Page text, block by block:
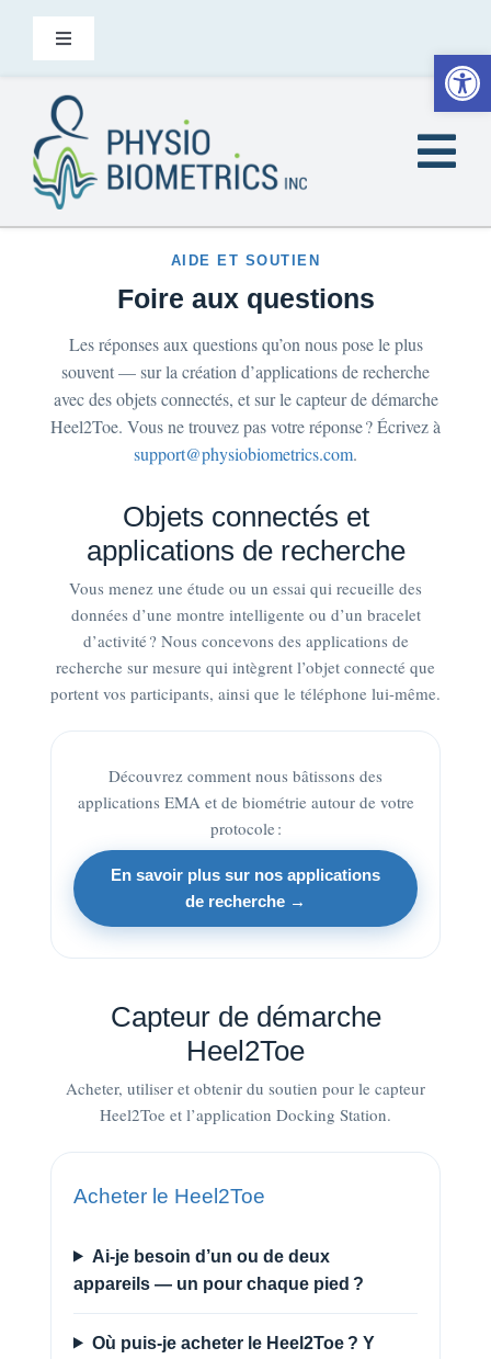
Toggle
Nous contacter
FR
Le saviez-vous
À qui s’adresse Heel2Toe
Créez vos EMA et biométrie
Ressources
Recherche
Notre équipe
Nouvelles
AIDE ET SOUTIEN
Foire aux questions
Les réponses aux questions qu’on nous pose le plus
souvent — sur la création d’applications de recherche
avec des objets connectés, et sur le capteur de démarche
Heel2Toe. Vous ne trouvez pas votre réponse ? Écrivez à
support@physiobiometrics.com.
Objets connectés et
applications de recherche
Vous menez une étude ou un essai qui recueille des
données d’une montre intelligente ou d’un bracelet
d’activité ? Nous concevons des applications de
recherche sur mesure qui intègrent l’objet connecté que
portent vos participants, ainsi que le téléphone lui-même.
Découvrez comment nous bâtissons des
applications EMA et de biométrie autour de votre
protocole :
En savoir plus sur nos applications
de recherche →
Capteur de démarche
Heel2Toe
Acheter, utiliser et obtenir du soutien pour le capteur
Heel2Toe et l’application Docking Station.
Acheter le Heel2Toe
Ai-je besoin d’un ou de deux
appareils — un pour chaque pied ?
Où puis-je acheter le Heel2Toe ? Y